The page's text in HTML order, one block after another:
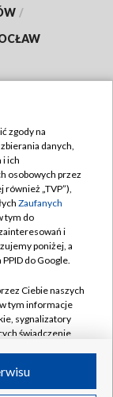
/
zgody na
danych,
i ich
osobowych przez
również „TVP”),
Zaufanych
tym do
i
poniżej, a
do Google.
Ciebie naszych
tym informacje
sygnalizatory
świadczenie